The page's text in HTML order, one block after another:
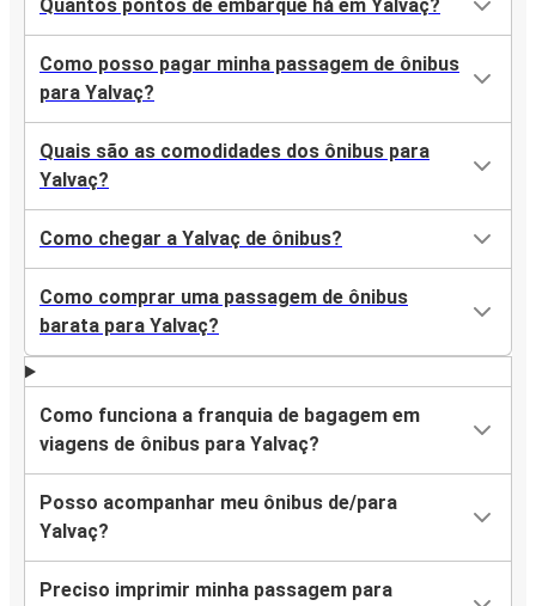
Quantos pontos de embarque há em Yalvaç?
Como posso pagar minha passagem de ônibus
para Yalvaç?
Quais são as comodidades dos ônibus para
Yalvaç?
Como chegar a Yalvaç de ônibus?
Como comprar uma passagem de ônibus
barata para Yalvaç?
Como funciona a franquia de bagagem em
viagens de ônibus para Yalvaç?
Posso acompanhar meu ônibus de/para
Yalvaç?
Preciso imprimir minha passagem para